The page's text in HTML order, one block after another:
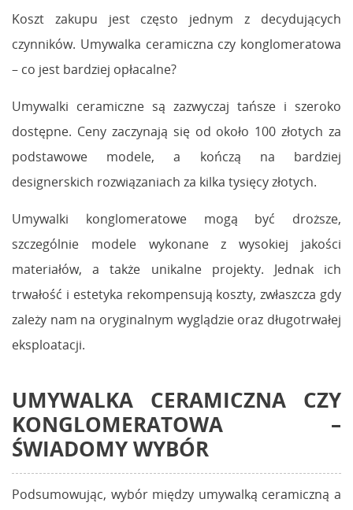
Koszt zakupu jest często jednym z decydujących
czynników. Umywalka ceramiczna czy konglomeratowa
– co jest bardziej opłacalne?
Umywalki ceramiczne są zazwyczaj tańsze i szeroko
dostępne. Ceny zaczynają się od około 100 złotych za
podstawowe modele, a kończą na bardziej
designerskich rozwiązaniach za kilka tysięcy złotych.
Umywalki konglomeratowe mogą być droższe,
szczególnie modele wykonane z wysokiej jakości
materiałów, a także unikalne projekty. Jednak ich
trwałość i estetyka rekompensują koszty, zwłaszcza gdy
zależy nam na oryginalnym wyglądzie oraz długotrwałej
eksploatacji.
UMYWALKA CERAMICZNA CZY
KONGLOMERATOWA –
ŚWIADOMY WYBÓR
Podsumowując, wybór między umywalką ceramiczną a